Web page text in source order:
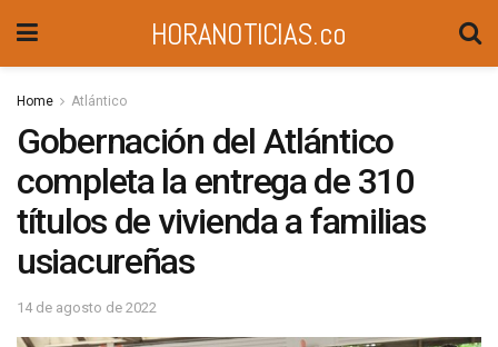
HORANOTICIAS.co
Home Atlántico
Gobernación del Atlántico
completa la entrega de 310
títulos de vivienda a familias
usiacureñas
14 de agosto de 2022